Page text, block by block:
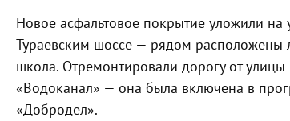
Новое асфальтовое покрытие уложили
Тураевским шоссе — рядом расположены
школа. Отремонтировали дорогу от
«Водоканал» — она была включена в
«Добродел».